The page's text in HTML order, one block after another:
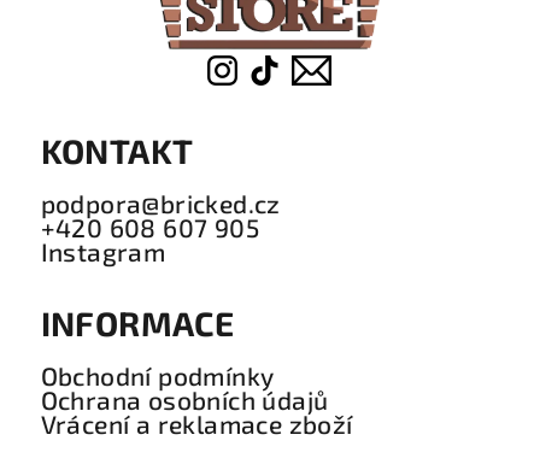
KONTAKT
podpora@bricked.cz
+420 608 607 905
Instagram
INFORMACE
Obchodní podmínky
Ochrana osobních údajů
Vrácení a reklamace zboží